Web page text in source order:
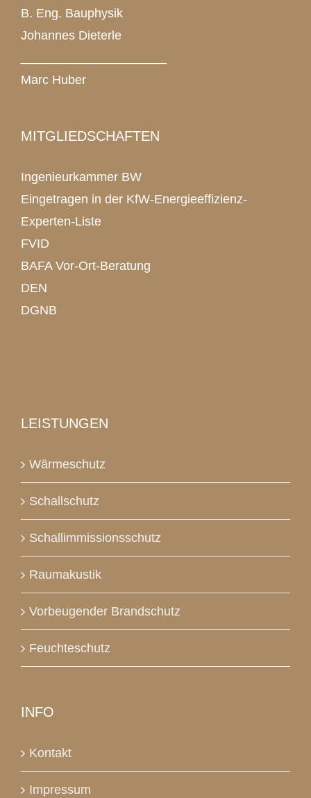
B. Eng. Bauphysik
Johannes Dieterle
Marc Huber
MITGLIEDSCHAFTEN
Ingenieurkammer BW
Eingetragen in der KfW-Energieeffizienz-
Experten-Liste
FVID
BAFA Vor-Ort-Beratung
DEN
DGNB
LEISTUNGEN
Wärmeschutz
Schallschutz
Schallimmissionsschutz
Raumakustik
Vorbeugender Brandschutz
Feuchteschutz
INFO
Kontakt
Impressum